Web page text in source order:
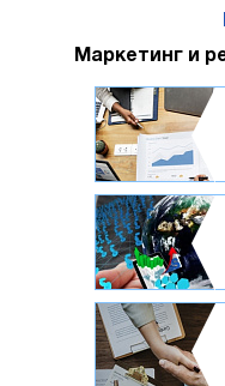
Маркетинг и